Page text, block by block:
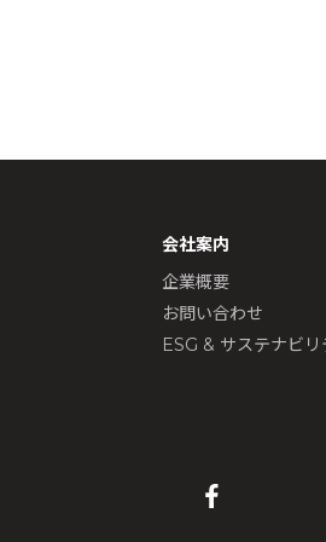
会社案内
企業概要
お問い合わせ
ESG & サステナビリ